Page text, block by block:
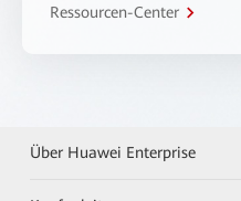
Ressourcen-Center
Über Huawei Enterprise